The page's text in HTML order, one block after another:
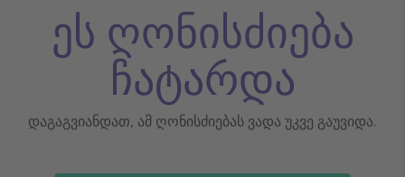
ეს ღონისძიება
ჩატარდა
დაგაგვიანდათ, ამ ღონისძიებას ვადა უკვე გაუვიდა.